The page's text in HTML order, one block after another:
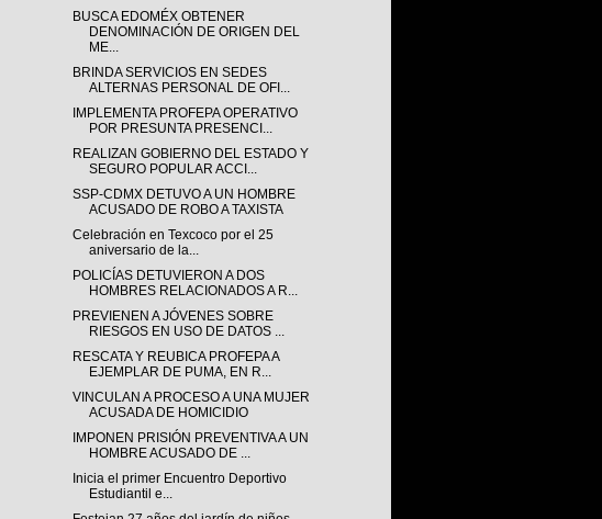
BUSCA EDOMÉX OBTENER
DENOMINACIÓN DE ORIGEN DEL
ME...
BRINDA SERVICIOS EN SEDES
ALTERNAS PERSONAL DE OFI...
IMPLEMENTA PROFEPA OPERATIVO
POR PRESUNTA PRESENCI...
REALIZAN GOBIERNO DEL ESTADO Y
SEGURO POPULAR ACCI...
SSP-CDMX DETUVO A UN HOMBRE
ACUSADO DE ROBO A TAXISTA
Celebración en Texcoco por el 25
aniversario de la...
POLICÍAS DETUVIERON A DOS
HOMBRES RELACIONADOS A R...
PREVIENEN A JÓVENES SOBRE
RIESGOS EN USO DE DATOS ...
RESCATA Y REUBICA PROFEPA A
EJEMPLAR DE PUMA, EN R...
VINCULAN A PROCESO A UNA MUJER
ACUSADA DE HOMICIDIO
IMPONEN PRISIÓN PREVENTIVA A UN
HOMBRE ACUSADO DE ...
Inicia el primer Encuentro Deportivo
Estudiantil e...